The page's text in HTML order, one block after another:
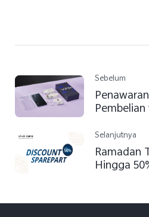
Sebelum
Selanjutnya
Ramadan
Hingga